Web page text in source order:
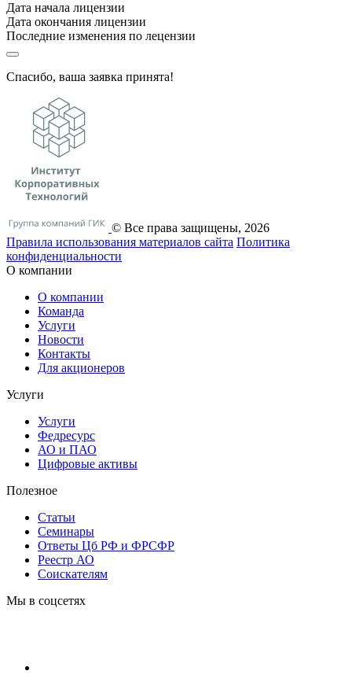
Дата начала лицензии
Дата окончания лицензии
Последние изменения по лецензии
Спасибо, ваша заявка принята!
© Все права защищены, 2026
Правила использования материалов сайта Политика
конфиденциальности
О компании
О компании
Команда
Услуги
Новости
Контакты
Для акционеров
Услуги
Услуги
Федресурс
АО и ПАО
Цифровые активы
Полезное
Статьи
Cеминары
Ответы Цб РФ и ФРСФР
Реестр АО
Соискателям
Мы в соцсетях